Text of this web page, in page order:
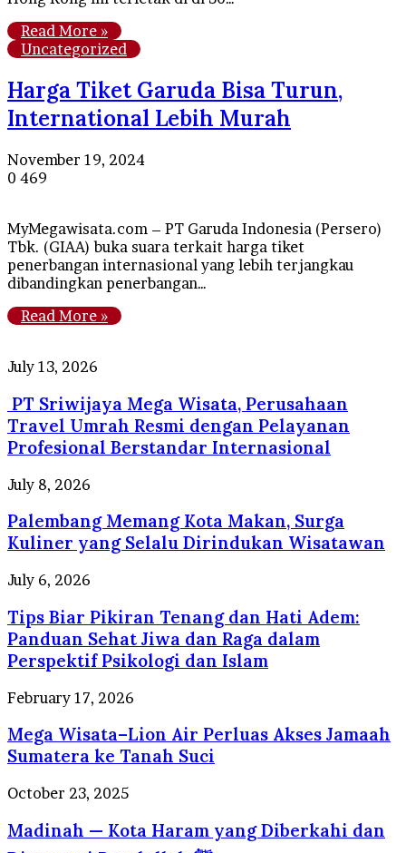
Read More »
Uncategorized
Harga Tiket Garuda Bisa Turun,
International Lebih Murah
November 19, 2024
0 469
MyMegawisata.com – PT Garuda Indonesia (Persero)
Tbk. (GIAA) buka suara terkait harga tiket
penerbangan internasional yang lebih terjangkau
dibandingkan penerbangan…
Read More »
PT
Mega
Wisata,
Perusahaan
Travel
Umrah
Resmi
dengan
Pelayanan
Profesional
Internasional
July 13, 2026
PT Sriwijaya Mega Wisata, Perusahaan
Travel Umrah Resmi dengan Pelayanan
Profesional Berstandar Internasional
Palembang
Kota
Makan,
Surga
Kuliner
yang
Selalu
Dirindukan
Wisatawan
July 8, 2026
Palembang Memang Kota Makan, Surga
Kuliner yang Selalu Dirindukan Wisatawan
Tips
Pikiran
Tenang
dan
Hati
Adem:
Panduan
Sehat
Jiwa
dan
dalam
Psikologi
July 6, 2026
Tips Biar Pikiran Tenang dan Hati Adem:
Panduan Sehat Jiwa dan Raga dalam
Perspektif Psikologi dan Islam
Mega
Lion
Air
Perluas
Akses
Sumatera
ke
February 17, 2026
Mega Wisata–Lion Air Perluas Akses Jamaah
Sumatera ke Tanah Suci
Madinah
Kota
October 23, 2025
Madinah — Kota Haram yang Diberkahi dan